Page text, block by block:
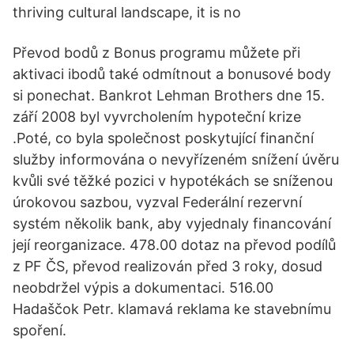
thriving cultural landscape, it is no
Převod bodů z Bonus programu můžete při
aktivaci ibodů také odmítnout a bonusové body
si ponechat. Bankrot Lehman Brothers dne 15.
září 2008 byl vyvrcholením hypoteční krize
.Poté, co byla společnost poskytující finanční
služby informována o nevyřízeném snížení úvěru
kvůli své těžké pozici v hypotékách se sníženou
úrokovou sazbou, vyzval Federální rezervní
systém několik bank, aby vyjednaly financování
její reorganizace. 478.00 dotaz na převod podílů
z PF ČS, převod realizován před 3 roky, dosud
neobdržel výpis a dokumentaci. 516.00
Hadaščok Petr. klamavá reklama ke stavebnímu
spoření.